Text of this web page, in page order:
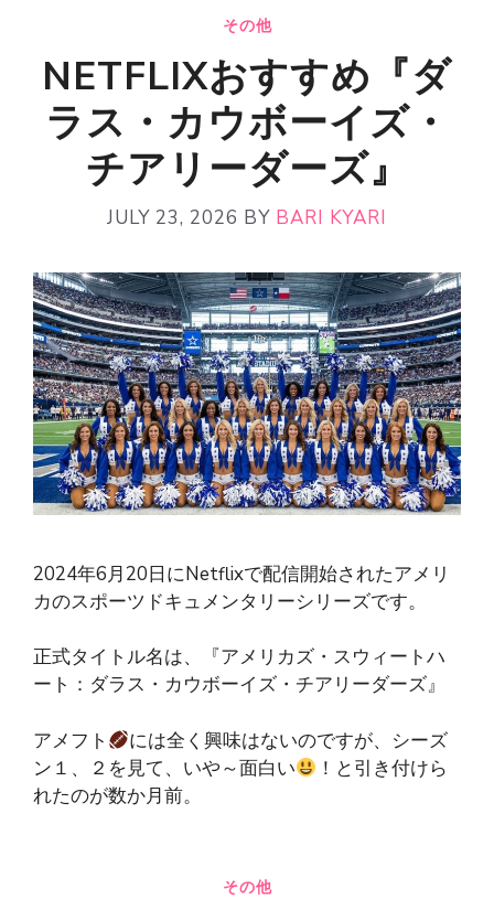
その他
NETFLIXおすすめ『ダ
ラス・カウボーイズ・
チアリーダーズ』
JULY 23, 2026 BY BARI KYARI
2024年6月20日にNetflixで配信開始されたアメリ
カのスポーツドキュメンタリーシリーズです。
正式タイトル名は、『アメリカズ・スウィートハ
ート：ダラス・カウボーイズ・チアリーダーズ』
アメフト
には全く興味はないのですが、シーズ
ン１、２を見て、いや～面白い
！と引き付けら
れたのが数か月前。
その他